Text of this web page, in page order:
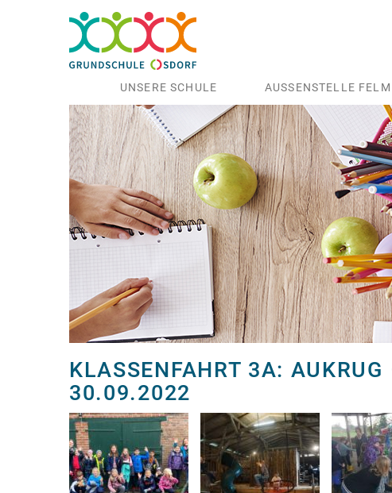
UNSERE SCHULE AUSSENSTELLE FELM
KLASSENFAHRT 3A:
30.09.2022